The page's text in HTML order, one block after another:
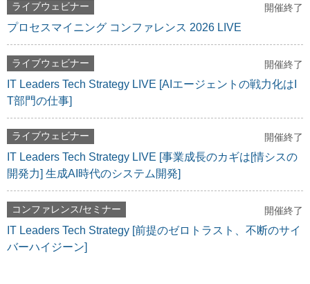
ライブウェビナー 開催終了
プロセスマイニング コンファレンス 2026 LIVE
ライブウェビナー 開催終了
IT Leaders Tech Strategy LIVE [AIエージェントの戦力化はI
T部門の仕事]
ライブウェビナー 開催終了
IT Leaders Tech Strategy LIVE [事業成長のカギは[情シスの
開発力] 生成AI時代のシステム開発]
コンファレンス/セミナー 開催終了
IT Leaders Tech Strategy [前提のゼロトラスト、不断のサイ
バーハイジーン]